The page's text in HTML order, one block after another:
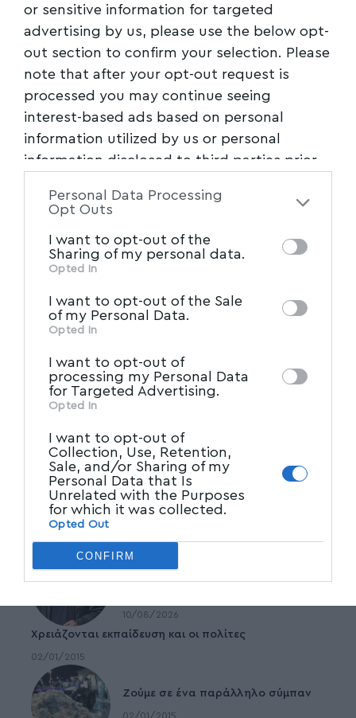
or sensitive information for targeted
advertising by us, please use the below opt-
out section to confirm your selection. Please
note that after your opt-out request is
processed you may continue seeing
interest-based ads based on personal
information utilized by us or personal
information disclosed to third parties prior
of the further disclosure of your personal
of downstream participants. This
information may also be disclosed by us to
Participantsthat may further disclose it to
other third parties.
Personal Data Processing
Opt Outs
I want to opt-out of the
Sharing of my personal data.
Opted In
I want to opt-out of the Sale
of my Personal Data.
Opted In
I want to opt-out of
processing my Personal Data
for Targeted Advertising.
Opted In
I want to opt-out of
Collection, Use, Retention,
Sale, and/or Sharing of my
Personal Data that Is
Unrelated with the Purposes
for which it was collected.
Opted Out
CONFIRM
Δημοφιλέστερα
Έφυγε από τη ζωή σε ηλικία 74 ετών
10/08/2026
Χρειάζονται εκπαίδευση και οι πολίτες
02/01/2015
Ζούμε σε ένα παράλληλο σύμπαν
02/01/2015